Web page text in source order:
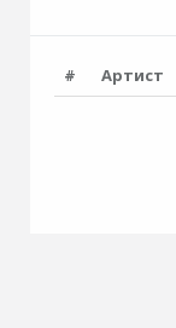
# Артист